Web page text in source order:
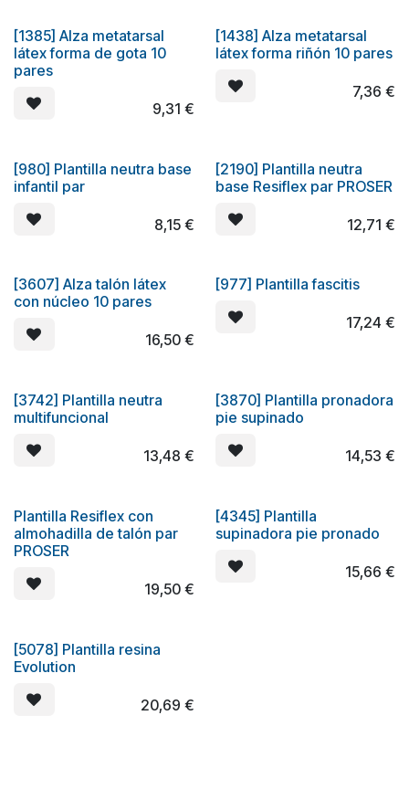
[1385] Alza metatarsal
látex forma de gota 10
pares
9,31 €
[1438] Alza metatarsal
látex forma riñón 10 pares
7,36 €
[980] Plantilla neutra base
infantil par
8,15€
[2190] Plantilla neutra
base Resiflex par PROSER
12,71 €
[3607] Alza talón látex
con núcleo 10 pares
16,50€
[977] Plantilla fascitis
17,24 €
[3742] Plantilla neutra
multifuncional
13,48 €
[3870] Plantilla pronadora
pie supinado
14,53 €
Plantilla Resiflex con
almohadilla de talón par
PROSER
19,50€
[4345] Plantilla
supinadora pie pronado
15,66 €
[5078] Plantilla resina
Evolution
20,69 €